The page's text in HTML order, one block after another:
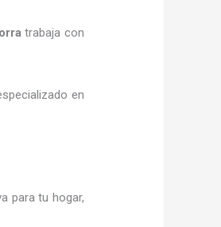
trabaja con
en
para tu hogar,